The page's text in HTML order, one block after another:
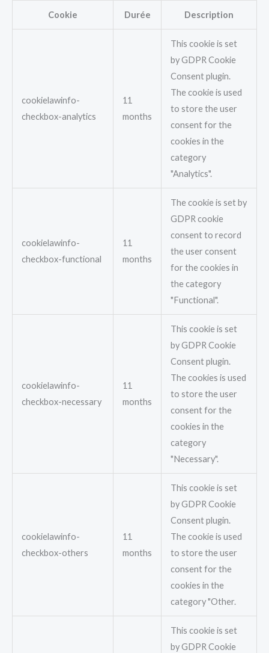
Cookie Durée Description
cookielawinfo-
checkbox-analytics
11
months
This cookie is set
by GDPR Cookie
Consent plugin.
The cookie is used
to store the user
consent for the
cookies in the
category
"Analytics".
cookielawinfo-
checkbox-functional
11
months
The cookie is set by
GDPR cookie
consent to record
the user consent
for the cookies in
the category
"Functional".
cookielawinfo-
checkbox-necessary
11
months
This cookie is set
by GDPR Cookie
Consent plugin.
The cookies is used
to store the user
consent for the
cookies in the
category
"Necessary".
cookielawinfo-
checkbox-others
11
months
This cookie is set
by GDPR Cookie
Consent plugin.
The cookie is used
to store the user
consent for the
cookies in the
category "Other.
This cookie is set
by GDPR Cookie